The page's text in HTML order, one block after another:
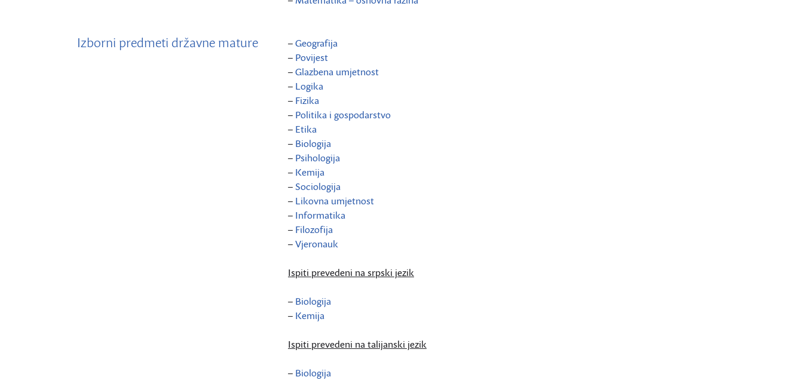
Izborni predmeti državne mature –Geografija
– Povijest
–Glazbena umjetnost
– Logika
– Fizika
– Politika i gospodarstvo
– Etika
– Biologija
– Psihologija
– Kemija
–Sociologija
– Likovna umjetnost
– Informatika
– Filozofija
–Vjeronauk
Ispiti prevedeni na srpski jezik
– Biologija
– Kemija
Ispiti prevedeni na talijanski jezik
– Biologija